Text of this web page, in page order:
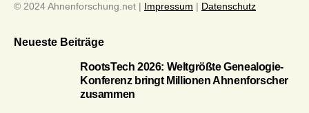
© 2024 Ahnenforschung.net | Impressum | Datenschutz
Neueste Beiträge
RootsTech 2026: Weltgrößte Genealogie-
Konferenz bringt Millionen Ahnenforscher
zusammen